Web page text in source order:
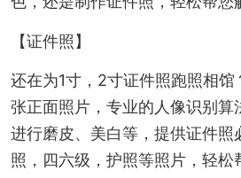
【证件照】
还在为1寸，2寸证件照跑照相
张正面照片，专业的人像识别算
进行磨皮、美白等，提供证件照
照，四六级，护照等照片，轻松